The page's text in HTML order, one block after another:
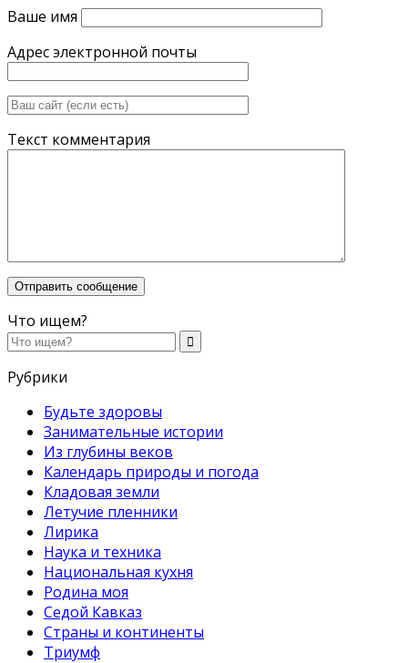
Ваше имя
Адрес электронной почты
Текст комментария
Что ищем?
Рубрики
Будьте здоровы
Занимательные истории
Из глубины веков
Календарь природы и погода
Кладовая земли
Летучие пленники
Лирика
Наука и техника
Национальная кухня
Родина моя
Седой Кавказ
Страны и континенты
Триумф